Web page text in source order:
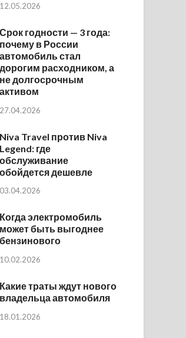
12.05.2026
Срок годности — 3 года:
почему в России
автомобиль стал
дорогим расходником, а
не долгосрочным
активом
27.04.2026
Niva Travel против Niva
Legend: где
обслуживание
обойдется дешевле
03.04.2026
Когда электромобиль
может быть выгоднее
бензинового
10.02.2026
Какие траты ждут нового
владельца автомобиля
18.01.2026